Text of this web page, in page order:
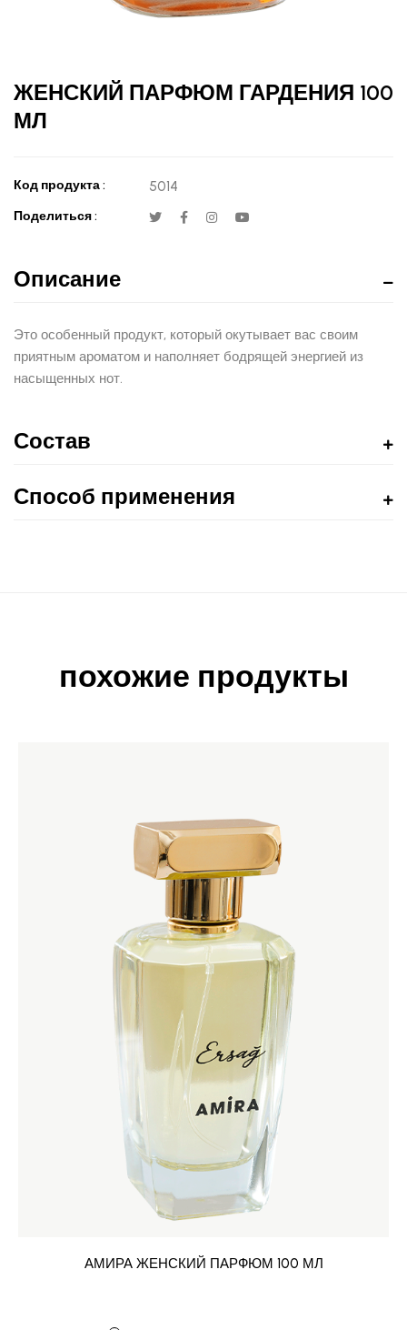
ЖЕНСКИЙ ПАРФЮМ ГАРДЕНИЯ 100
МЛ
Код продукта : 5014
Поделиться :
Описание
Это особенный продукт, который окутывает вас своим
приятным ароматом и наполняет бодрящей энергией из
насыщенных нот.
Состав
Способ применения
похожие продукты
АМИРА ЖЕНСКИЙ ПАРФЮМ 100 МЛ